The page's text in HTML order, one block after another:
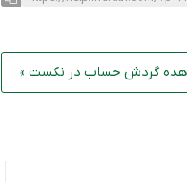
گردش حساب در نکست »